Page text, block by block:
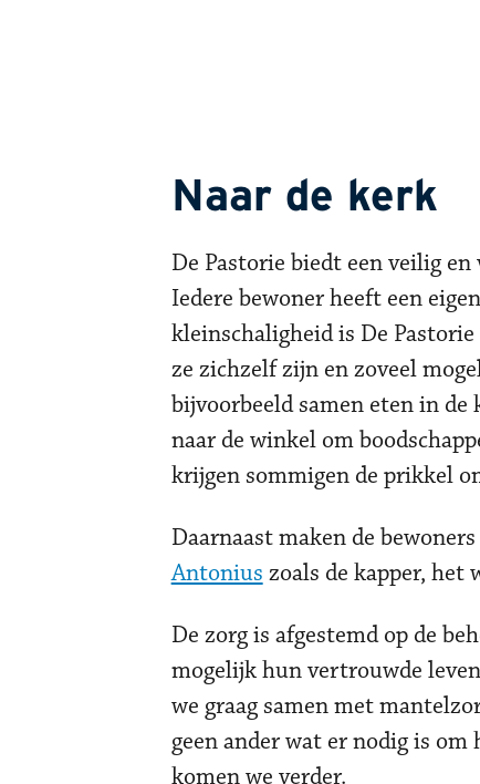
Naar de kerk
De Pastorie biedt een veilig
Iedere bewoner heeft een
kleinschaligheid is De
ze zichzelf zijn en zoveel
bijvoorbeeld samen eten in
naar de winkel om
krijgen sommigen de prikkel
Daarnaast maken de
Antonius zoals de kapper,
De zorg is afgestemd op de
mogelijk hun vertrouwde
we graag samen met
geen ander wat er nodig is
komen we verder.